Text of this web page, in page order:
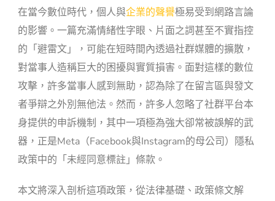
在當今數位時代，個人與企業的聲譽極易受到網路言論
的影響。一篇充滿情緒性字眼、片面之詞甚至不實指控
的「避雷文」，可能在短時間內透過社群媒體的擴散，
對當事人造稱巨大的困擾與實質損害。面對這樣的數位
攻擊，許多當事人感到無助，認為除了在留言區與發文
者爭辯之外別無他法。然而，許多人忽略了社群平台本
身提供的申訴機制，其中一項極為強大卻常被誤解的武
器，正是Meta（Facebook與Instagram的母公司）隱私
政策中的「未經同意標註」條款。
本文將深入剖析這項政策，從法律基礎、政策條文解